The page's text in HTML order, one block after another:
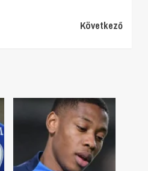
Következő